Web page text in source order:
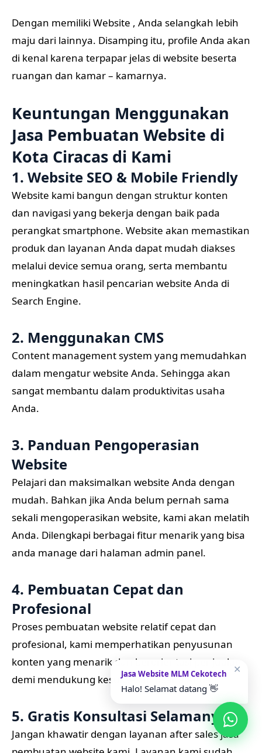
Dengan memiliki Website , Anda selangkah lebih
maju dari lainnya. Disamping itu, profile Anda akan
di kenal karena terpapar jelas di website beserta
ruangan dan kamar – kamarnya.
Keuntungan Menggunakan
Jasa Pembuatan Website di
Kota Ciracas di Kami
1. Website SEO & Mobile Friendly
Website kami bangun dengan struktur konten
dan navigasi yang bekerja dengan baik pada
perangkat smartphone. Website akan memastikan
produk dan layanan Anda dapat mudah diakses
melalui device semua orang, serta membantu
meningkatkan hasil pencarian website Anda di
Search Engine.
2. Menggunakan CMS
Content management system yang memudahkan
dalam mengatur website Anda. Sehingga akan
sangat membantu dalam produktivitas usaha
Anda.
3. Panduan Pengoperasian
Website
Pelajari dan maksimalkan website Anda dengan
mudah. Bahkan jika Anda belum pernah sama
sekali mengoperasikan website, kami akan melatih
Anda. Dilengkapi berbagai fitur menarik yang bisa
anda manage dari halaman admin panel.
4. Pembuatan Cepat dan
Profesional
Proses pembuatan website relatif cepat dan
profesional, kami memperhatikan penyusunan
konten yang menarik dan berorientasi penjualan
demi mendukung kesuksesan usaha Anda.
5. Gratis Konsultasi Selamanya
Jangan khawatir dengan layanan after sales jasa
✕
Jasa Website MLM Cekotech
Halo! Selamat datang 👋